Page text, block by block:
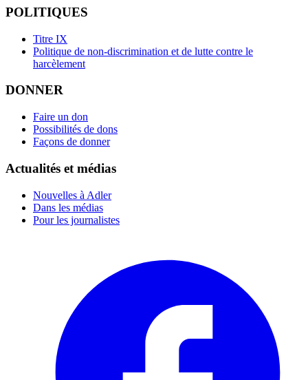
POLITIQUES
Titre IX
Politique de non-discrimination et de lutte contre le
harcèlement
DONNER
Faire un don
Possibilités de dons
Façons de donner
Actualités et médias
Nouvelles à Adler
Dans les médias
Pour les journalistes